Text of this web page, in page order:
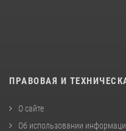
ПРАВОВАЯ И
О сайте
Об использовании